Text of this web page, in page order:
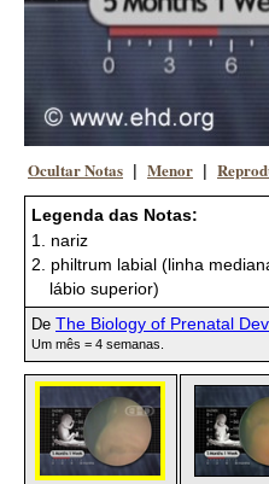
Ocultar Notas | Menor |
Legenda das Notas:
1. nariz
2. philtrum labial (linha
lábio superior)
De The Biology of Prenatal
Um mês = 4 semanas.